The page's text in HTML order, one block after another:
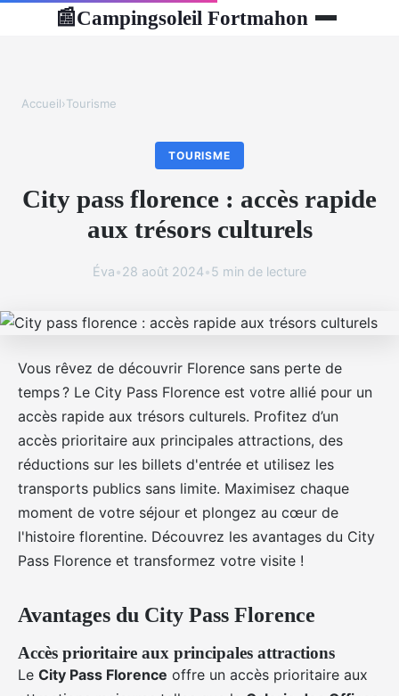
📰Campingsoleil Fortmahon
Accueil›Tourisme
TOURISME
City pass florence : accès rapide
aux trésors culturels
Éva•28 août 2024•5 min de lecture
Vous rêvez de découvrir Florence sans perte de
temps ? Le City Pass Florence est votre allié pour un
accès rapide aux trésors culturels. Profitez d’un
accès prioritaire aux principales attractions, des
réductions sur les billets d'entrée et utilisez les
transports publics sans limite. Maximisez chaque
moment de votre séjour et plongez au cœur de
l'histoire florentine. Découvrez les avantages du City
Pass Florence et transformez votre visite !
Avantages du City Pass Florence
Accès prioritaire aux principales attractions
Le City Pass Florence offre un accès prioritaire aux